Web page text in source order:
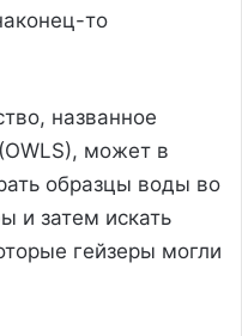
то
названное
может в
образцы воды во
и затем искать
гейзеры могли